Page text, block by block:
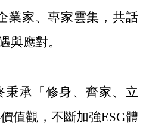
業家、專家雲集，共話
與應對。
秉承「修身、齊家、立
值觀，不斷加強ESG體